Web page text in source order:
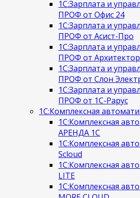
1С:Зарплата и
ПРОФ от Офис 24
1С:Зарплата и
ПРОФ от Асист-Про
1С:Зарплата и
ПРОФ от
1С:Зарплата и
ПРОФ от Слон
1С:Зарплата и
ПРОФ от 1С-Рарус
1С:Комплексная
1С:Комплексная
АРЕНДА 1С
1С:Комплексная
Scloud
1С:Комплексная
LITE
1С:Комплексная